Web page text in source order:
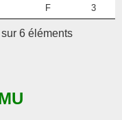
F 3
6 éléments